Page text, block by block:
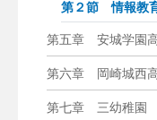
第２節 情報教
第五章 安城学園
第六章 岡崎城西
第七章 三幼稚園